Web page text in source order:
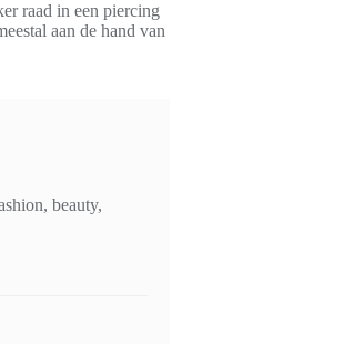
raad in een piercing
aan de hand van
beauty,